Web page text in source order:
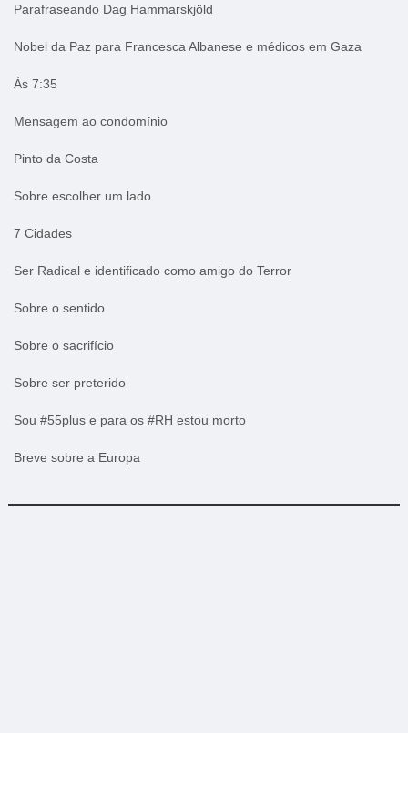
Parafraseando Dag Hammarskjöld
Nobel da Paz para Francesca Albanese e médicos em Gaza
Às 7:35
Mensagem ao condomínio
Pinto da Costa
Sobre escolher um lado
7 Cidades
Ser Radical e identificado como amigo do Terror
Sobre o sentido
Sobre o sacrifício
Sobre ser preterido
Sou #55plus e para os #RH estou morto
Breve sobre a Europa